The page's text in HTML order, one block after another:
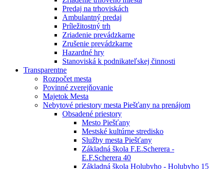
Predaj na trhoviskách
Ambulantný predaj
Príležitostný trh
Zriadenie prevádzkarne
Zrušenie prevádzkarne
Hazardné hry
Stanoviská k podnikateľskej činnosti
Transparentne
Rozpočet mesta
Povinné zverejňovanie
Majetok Mesta
Nebytové priestory mesta Piešťany na prenájom
Obsadené priestory
Mesto Piešťany
Mestské kultúrne stredisko
Služby mesta Piešťany
Základná škola F.E.Scherera -
E.F.Scherera 40
Základná škola Holubyho - Holubyho 15